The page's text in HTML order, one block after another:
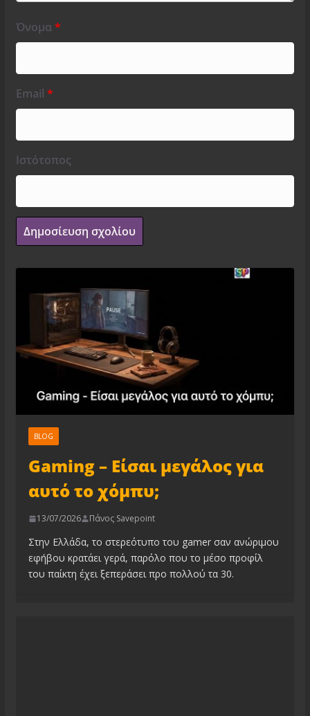
Όνομα*
Email *
Ιστότοπος
BLOG
Gaming – Είσαι μεγάλος για
αυτό το χόμπυ;
13/07/2026 Πάνος Savepoint
Στην Ελλάδα, το στερεότυπο του gamer σαν ανώριμου
εφήβου κρατάει γερά, παρόλο που το μέσο προφίλ
του παίκτη έχει ξεπεράσει προ πολλού τα 30.